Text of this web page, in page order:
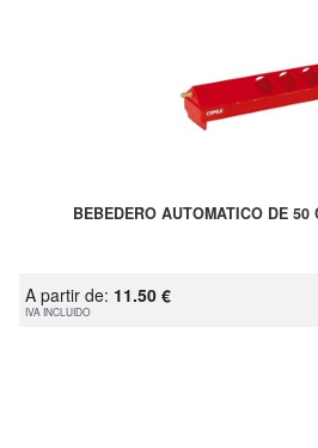
BEBEDERO AUTOMATICO DE 50
A partir de: 11.50 €
IVA INCLUIDO